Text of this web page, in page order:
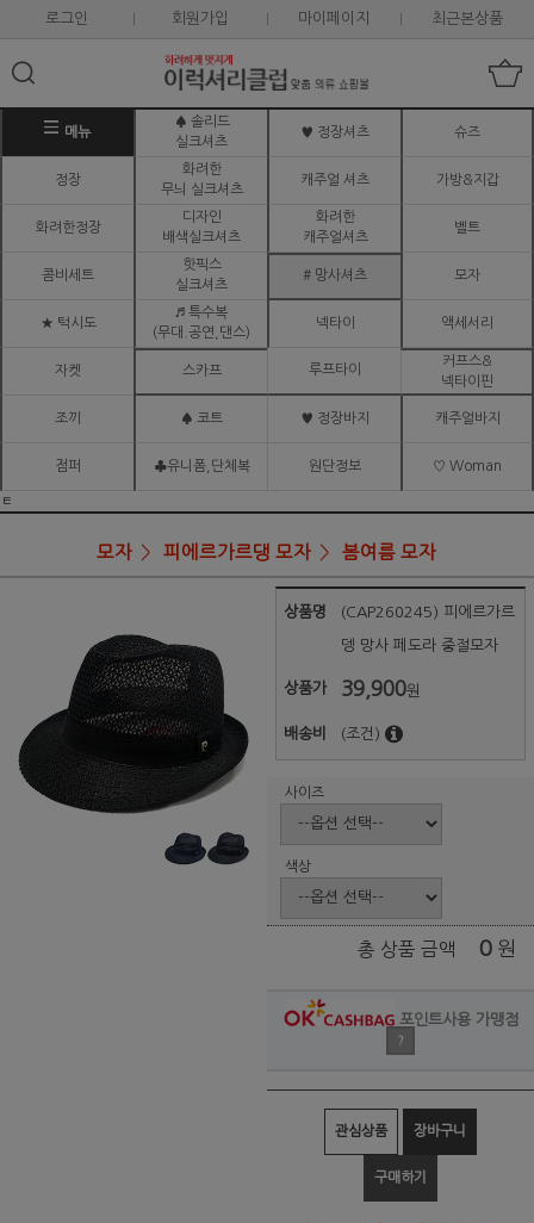
로그인 회원가입 마이페이지 최근본상품
메뉴
♠ 솔리드
실크셔츠
♥ 정장셔츠 슈즈
정장
화려한
무늬 실크셔츠
캐주얼 셔츠 가방&지갑
화려한정장
디자인
배색실크셔츠
화려한
캐주얼셔츠
벨트
콤비세트
핫픽스
실크셔츠
# 망사셔츠 모자
★ 턱시도
♬ 특수복
(무대.공연,댄스)
넥타이 액세서리
자켓 스카프 루프타이
커프스&
넥타이핀
조끼 ♠ 코트 ♥ 정장바지 캐주얼바지
점퍼 ♣유니폼,단체복 원단정보 ♡ Woman
ㅌ
모자 피에르가르댕 모자 봄여름 모자
상품명 (CAP260245) 피에르가르
뎅 망사 페도라 중절모자
상품가 39,900원
배송비 (조건)
사이즈
색상
총 상품 금액 0 원
포인트사용 가맹점
?
관심상품 장바구니
구매하기